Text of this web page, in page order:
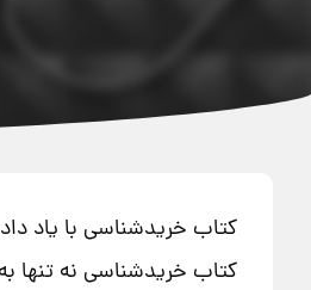
کتاب خریدشناسی با یاد
کتاب خریدشناسی نه تنها